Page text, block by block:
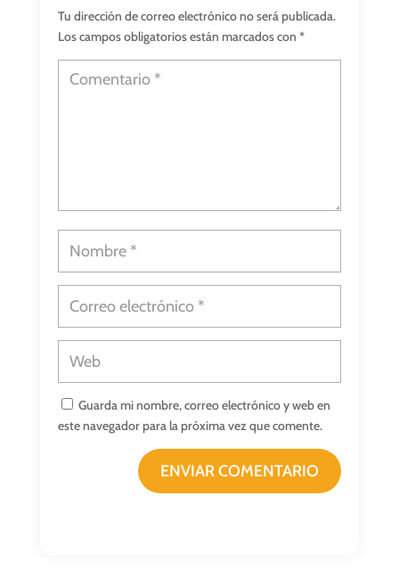
Tu dirección de correo electrónico no será publicada.
Los campos obligatorios están marcados con *
Guarda mi nombre, correo electrónico y web en
este navegador para la próxima vez que comente.
ENVIAR COMENTARIO